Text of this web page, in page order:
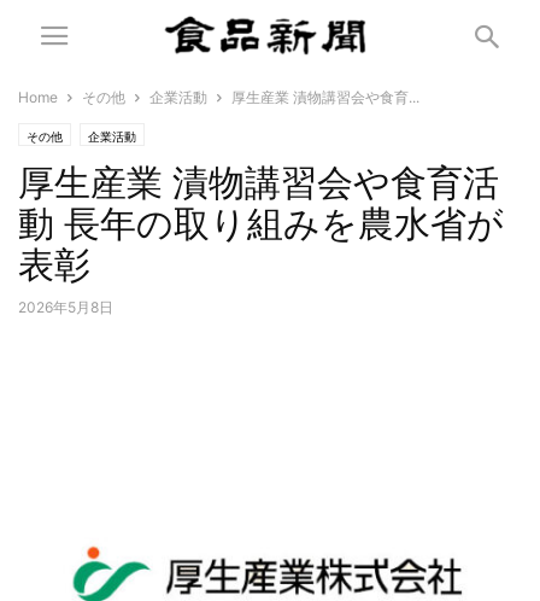
Home その他 企業活動 厚生産業 漬物講習会や食育...
その他 企業活動
厚生産業 漬物講習会や食育活
動 長年の取り組みを農水省が
表彰
2026年5月8日